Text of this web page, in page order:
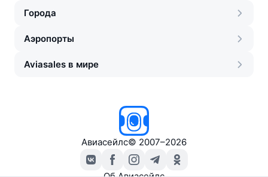
Города
Аэропорты
Aviasales в мире
Авиасейлс© 2007–2026